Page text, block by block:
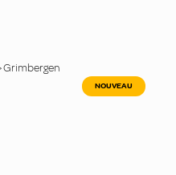
NOUVEAU